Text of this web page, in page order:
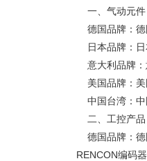
一、气动元件
德国品牌：德
日本品牌：日
意大利品牌：
美国品牌：美
中国台湾：中
二、工控产品
德国品牌：德
RENCON编码